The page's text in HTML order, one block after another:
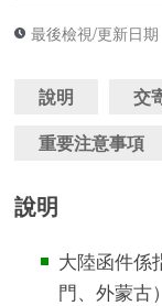
最後檢視/更新日
說明 交
重要注意事項
說明
大陸函件係
門、外蒙古